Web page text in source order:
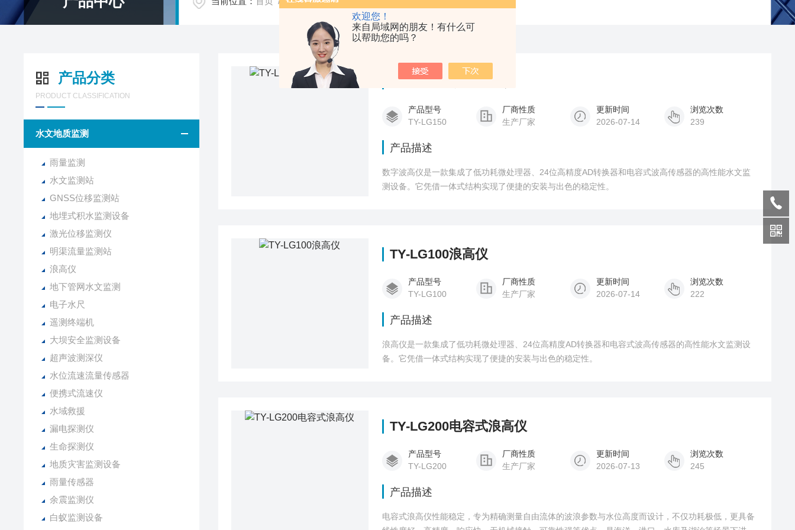
欢迎您！
来自局域网的朋友！有什么可
以帮助您的吗？
产品分类
PRODUCT CLASSIFICATION
水文地质监测
雨量监测
水文监测站
GNSS位移监测站
地埋式积水监测设备
激光位移监测仪
明渠流量监测站
浪高仪
地下管网水文监测
电子水尺
遥测终端机
大坝安全监测设备
超声波测深仪
水位流速流量传感器
便携式流速仪
水域救援
漏电探测仪
生命探测仪
地质灾害监测设备
雨量传感器
余震监测仪
白蚁监测设备
TY-LG150数字波高仪
产品型号
TY-LG150
厂商性质
生产厂家
更新时间
2026-07-14
浏览次数
239
产品描述
数字波高仪是一款集成了低功耗微处理器、24位高精度AD转换器和电容式波高传感器的高性能水文监
测设备。它凭借一体式结构实现了便捷的安装与出色的稳定性。
TY-LG100浪高仪
产品型号
TY-LG100
厂商性质
生产厂家
更新时间
2026-07-14
浏览次数
222
产品描述
浪高仪是一款集成了低功耗微处理器、24位高精度AD转换器和电容式波高传感器的高性能水文监测设
备。它凭借一体式结构实现了便捷的安装与出色的稳定性。
TY-LG200电容式浪高仪
产品型号
TY-LG200
厂商性质
生产厂家
更新时间
2026-07-13
浏览次数
245
产品描述
电容式浪高仪性能稳定，专为精确测量自由流体的波浪参数与水位高度而设计，不仅功耗极低，更具备